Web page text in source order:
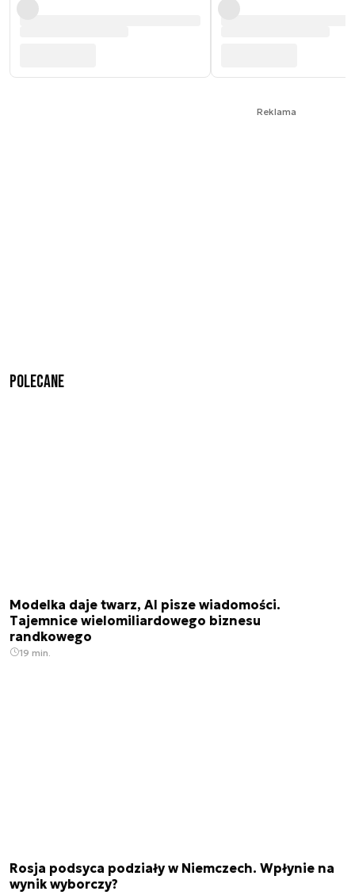
Reklama
Polecane
Modelka daje twarz, AI pisze wiadomości.
Tajemnice wielomiliardowego biznesu
randkowego
19 min.
Rosja podsyca podziały w Niemczech. Wpłynie na
wynik wyborczy?